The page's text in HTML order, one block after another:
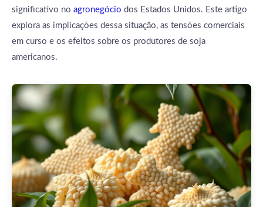
significativo no agronegócio dos Estados Unidos. Este artigo
explora as implicações dessa situação, as tensões comerciais
em curso e os efeitos sobre os produtores de soja
americanos.